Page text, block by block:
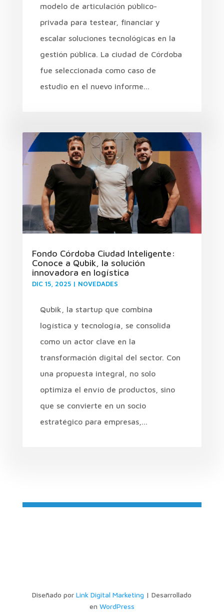
modelo de articulación público-
privada para testear, financiar y
escalar soluciones tecnológicas en la
gestión pública. La ciudad de Córdoba
fue seleccionada como caso de
estudio en el nuevo informe...
Fondo Córdoba Ciudad Inteligente:
Conoce a Qubik, la solución
innovadora en logística
DIC 15, 2025| NOVEDADES
Qubik, la startup que combina
logística y tecnología, se consolida
como un actor clave en la
transformación digital del sector. Con
una propuesta integral, no solo
optimiza el envío de productos, sino
que se convierte en un socio
estratégico para empresas,...
Diseñado porLink Digital Marketing | Desarrollado
en WordPress